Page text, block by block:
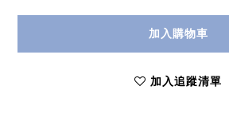
加入購物車
加入追蹤清單